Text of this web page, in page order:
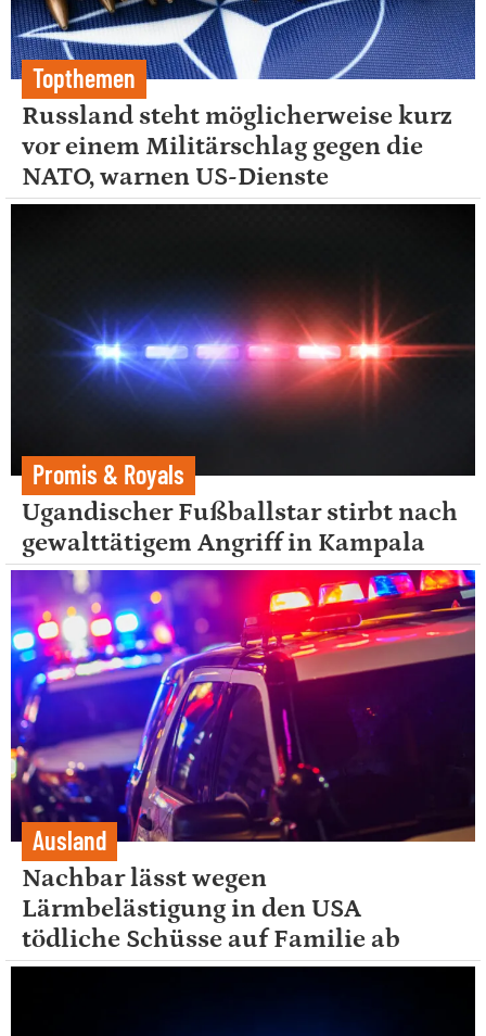
Topthemen
Russland steht möglicherweise kurz
vor einem Militärschlag gegen die
NATO, warnen US-Dienste
Promis & Royals
Ugandischer Fußballstar stirbt nach
gewalttätigem Angriff in Kampala
Ausland
Nachbar lässt wegen
Lärmbelästigung in den USA
tödliche Schüsse auf Familie ab